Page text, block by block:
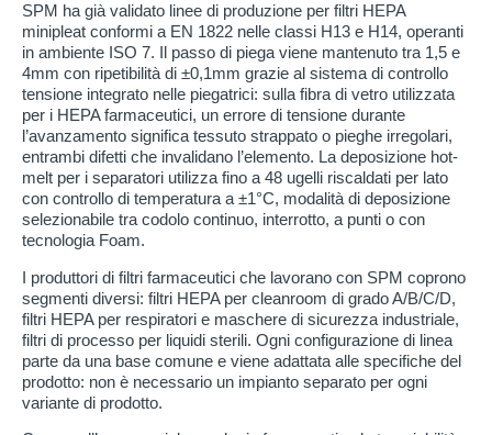
SPM ha già validato linee di produzione per filtri HEPA
minipleat conformi a EN 1822 nelle classi H13 e H14, operanti
in ambiente ISO 7. Il passo di piega viene mantenuto tra 1,5 e
4mm con ripetibilità di ±0,1mm grazie al sistema di controllo
tensione integrato nelle piegatrici: sulla fibra di vetro utilizzata
per i HEPA farmaceutici, un errore di tensione durante
l’avanzamento significa tessuto strappato o pieghe irregolari,
entrambi difetti che invalidano l’elemento. La deposizione hot-
melt per i separatori utilizza fino a 48 ugelli riscaldati per lato
con controllo di temperatura a ±1°C, modalità di deposizione
selezionabile tra codolo continuo, interrotto, a punti o con
tecnologia Foam.
I produttori di filtri farmaceutici che lavorano con SPM coprono
segmenti diversi: filtri HEPA per cleanroom di grado A/B/C/D,
filtri HEPA per respiratori e maschere di sicurezza industriale,
filtri di processo per liquidi sterili. Ogni configurazione di linea
parte da una base comune e viene adattata alle specifiche del
prodotto: non è necessario un impianto separato per ogni
variante di prodotto.